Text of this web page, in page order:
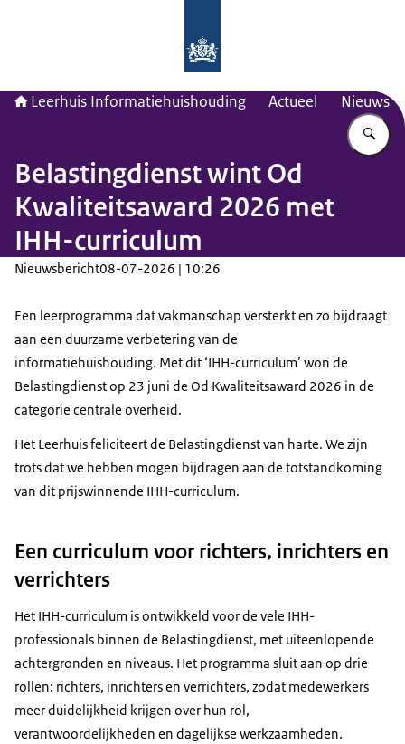
Leerhuis Informatiehuishouding Actueel Nieuws
Belastingdienst wint Od
Kwaliteitsaward 2026 met
IHH-curriculum
Nieuwsbericht08-07-2026 | 10:26
Een leerprogramma dat vakmanschap versterkt en zo bijdraagt
aan een duurzame verbetering van de
informatiehuishouding. Met dit ‘IHH-curriculum’ won de
Belastingdienst op 23 juni de Od Kwaliteitsaward 2026 in de
categorie centrale overheid.
Het Leerhuis feliciteert de Belastingdienst van harte. We zijn
trots dat we hebben mogen bijdragen aan de totstandkoming
van dit prijswinnende IHH-curriculum.
Een curriculum voor richters, inrichters en
verrichters
Het IHH-curriculum is ontwikkeld voor de vele IHH-
professionals binnen de Belastingdienst, met uiteenlopende
achtergronden en niveaus. Het programma sluit aan op drie
rollen: richters, inrichters en verrichters, zodat medewerkers
meer duidelijkheid krijgen over hun rol,
verantwoordelijkheden en dagelijkse werkzaamheden.